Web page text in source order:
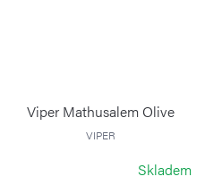
Viper Mathusalem Olive
VIPER
Skladem